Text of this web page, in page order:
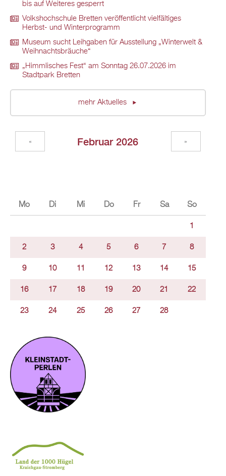
bis auf Weiteres gesperrt
Volkshochschule Bretten veröffentlicht vielfältiges
Herbst- und Winterprogramm
Museum sucht Leihgaben für Ausstellung „Winterwelt &
Weihnachtsbräuche“
„Himmlisches Fest“ am Sonntag 26.07.2026 im
Stadtpark Bretten
mehr Aktuelles
Februar 2026
« »
Mo Di Mi Do Fr Sa So
1
2 3 4 5 6 7 8
9 10 11 12 13 14 15
16 17 18 19 20 21 22
23 24 25 26 27 28